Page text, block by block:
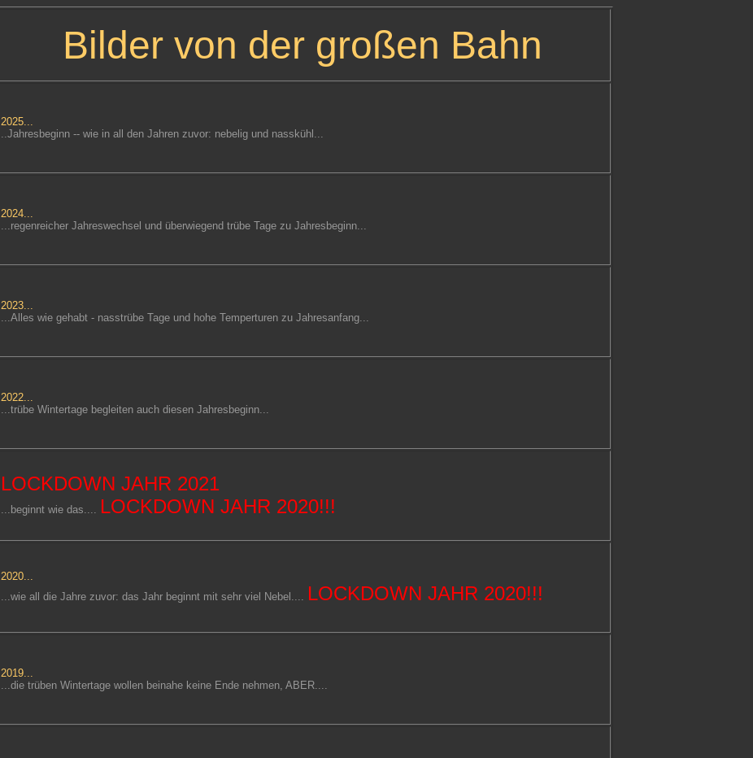
Bilder von der großen Bahn
2025...
..Jahresbeginn -- wie in all den Jahren zuvor: nebelig und nasskühl...
2024...
...regenreicher Jahreswechsel und überwiegend trübe Tage zu Jahresbeginn...
2023...
...Alles wie gehabt - nasstrübe Tage und hohe Temperturen zu Jahresanfang...
2022...
...trübe Wintertage begleiten auch diesen Jahresbeginn...
LOCKDOWN JAHR 2021
...beginnt wie das.... LOCKDOWN JAHR 2020!!!
2020...
...wie all die Jahre zuvor: das Jahr beginnt mit sehr viel Nebel.... LOCKDOWN JAHR 2020!!!
2019...
...die trüben Wintertage wollen beinahe keine Ende nehmen, ABER....